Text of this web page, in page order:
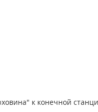
к конечной